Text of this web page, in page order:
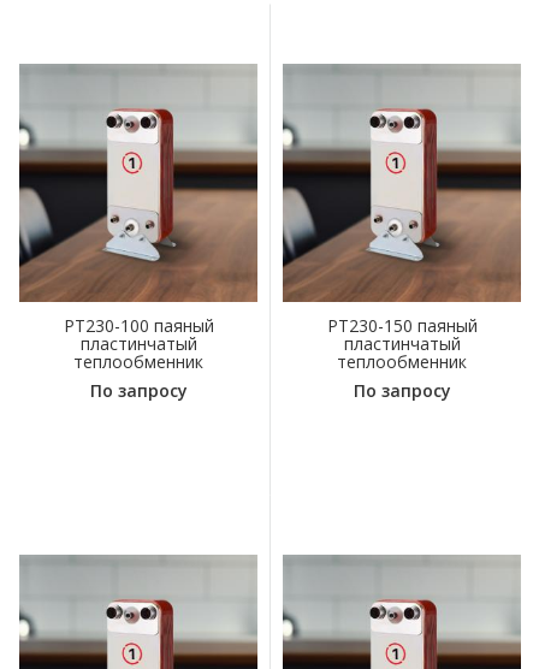
PT230-100 паяный
пластинчатый
теплообменник
По запросу
PT230-150 паяный
пластинчатый
теплообменник
По запросу